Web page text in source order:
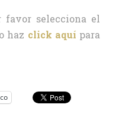
favor selecciona el
o haz click aquí para